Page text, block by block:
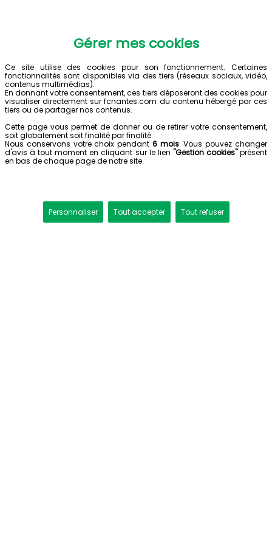
Gérer mes cookies
Ce site utilise des cookies pour son fonctionnement. Certaines
fonctionnalités sont disponibles via des tiers (réseaux sociaux, vidéo,
contenus multimédias).
En donnant votre consentement, ces tiers déposeront des cookies pour
visualiser directement sur fcnantes.com du contenu hébergé par ces
tiers ou de partager nos contenus.
Cette page vous permet de donner ou de retirer votre consentement,
soit globalement soit finalité par finalité.
Nous conservons votre choix pendant 6 mois. Vous pouvez changer
d'avis à tout moment en cliquant sur le lien "Gestion cookies"présent
en bas de chaque page de notre site.
Personnaliser Tout accepter Tout refuser